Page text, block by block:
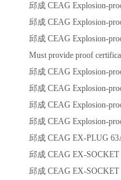
邱成 CEAG Explosion-
邱成 CEAG Explosion-
邱成 CEAG Explosion-
Must provide proof
邱成 CEAG Explosion-
邱成 CEAG Explosion-
邱成 CEAG Explosion-
邱成 CEAG Explosion-
邱成 CEAG EX-PLUG
邱成 CEAG EX-SOCKET
邱成 CEAG EX-SOCKET